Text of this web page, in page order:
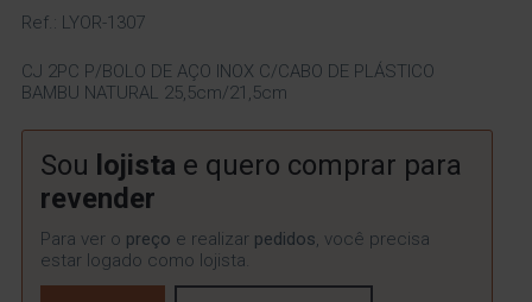
Ref.: LYOR-1307
CJ 2PC P/BOLO DE AÇO INOX C/CABO DE PLÁSTICO
BAMBU NATURAL 25,5cm/21,5cm
Sou lojista e quero comprar para
revender
Para ver o preço e realizar pedidos, você precisa
estar logado como lojista.